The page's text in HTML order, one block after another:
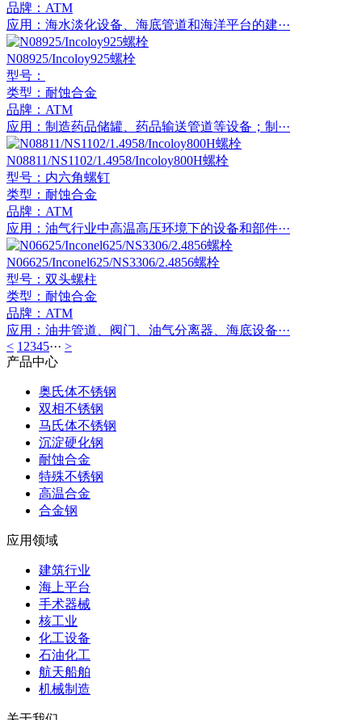
品牌：ATM
应用：海水淡化设备、海底管道和海洋平台的建···
N08925/Incoloy925螺栓
型号：
类型：耐蚀合金
品牌：ATM
应用：制造药品储罐、药品输送管道等设备；制···
N08811/NS1102/1.4958/Incoloy800H螺栓
型号：内六角螺钉
类型：耐蚀合金
品牌：ATM
应用：油气行业中高温高压环境下的设备和部件···
N06625/Inconel625/NS3306/2.4856螺栓
型号：双头螺柱
类型：耐蚀合金
品牌：ATM
应用：油井管道、阀门、油气分离器、海底设备···
< 1 2345··· >
产品中心
奥氏体不锈钢
双相不锈钢
马氏体不锈钢
沉淀硬化钢
耐蚀合金
特殊不锈钢
高温合金
合金钢
应用领域
建筑行业
海上平台
手术器械
核工业
化工设备
石油化工
航天船舶
机械制造